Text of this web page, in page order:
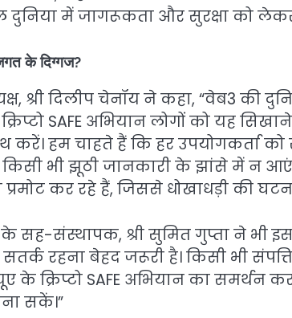
दुनिया में जागरूकता और सुरक्षा को लेकर
के दिग्गज?
श्री दिलीप चेनॉय ने कहा, “वेब3 की
क्रिप्टो SAFE अभियान लोगों को यह
करें। हम चाहते हैं कि हर उपयोगकर्ता
भी झूठी जानकारी के झांसे में न
प्रमोट कर रहे हैं, जिससे धोखाधड़ी की
सह-संस्थापक, श्री सुमित गुप्ता ने भी इस
रहना बेहद जरूरी है। किसी भी
के क्रिप्टो SAFE अभियान का समर्थन
सकें।”